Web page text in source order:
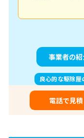
事業者の
良心的な駆除
電話で見